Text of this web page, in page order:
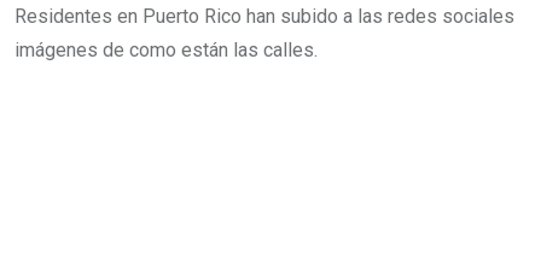
Residentes en Puerto Rico han subido a las redes sociales
imágenes de como están las calles.